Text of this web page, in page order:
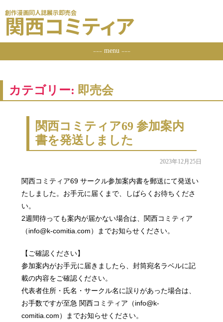
創作漫画同人誌展示即売会
関西コミティア
ーーーmenu ーーー
カテゴリー: 即売会
関西コミティア69 参加案内
書を発送しました
2023年12月25日
関西コミティア69 サークル参加案内書を郵送にて発送い
たしました。お手元に届くまで、しばらくお待ちくださ
い。
2週間待っても案内が届かない場合は、関西コミティア
（info@k-comitia.com）までお知らせください。
【ご確認ください】
参加案内がお手元に届きましたら、封筒宛名ラベルに記
載の内容をご確認ください。
代表者住所・氏名・サークル名に誤りがあった場合は、
お手数ですが至急 関西コミティア（info@k-
comitia.com）までお知らせください。